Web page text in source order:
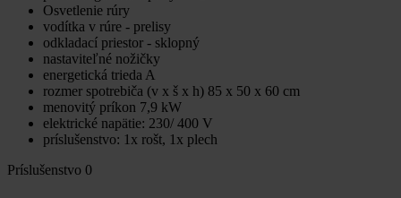
Osvetlenie rúry
vodítka v rúre - prelisy
odkladací priestor - sklopný
nastaviteľné nožičky
energetická trieda A
rozmer spotrebiča (v x š x h) 85 x 50 x 60 cm
menovitý príkon 7,9 kW
elektrické napätie: 230/ 400 V
príslušenstvo: 1x rošt, 1x plech
Príslušenstvo 0